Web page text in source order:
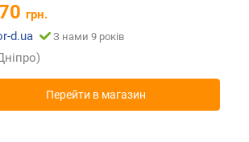
грн.
d.ua
З нами 9 років
Перейти в магазин